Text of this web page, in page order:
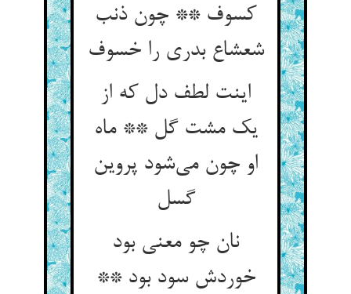
کسوف ** چون ذنب
شعشاع بدری را خسوف‌‌
اینت لطف دل که از
یک مشت گل ** ماه
او چون می‌‌شود پروین
گسل‌‌
نان چو معنی بود
خوردش سود بود **